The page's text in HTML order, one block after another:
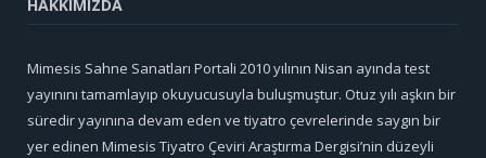
HAKKIMIZDA
Mimesis Sahne Sanatları Portali 2010 yılının Nisan ayında test
yayınını tamamlayıp okuyucusuyla buluşmuştur. Otuz yılı aşkın bir
süredir yayınına devam eden ve tiyatro çevrelerinde saygın bir
yer edinen Mimesis Tiyatro Çeviri Araştırma Dergisi’nin düzeyli